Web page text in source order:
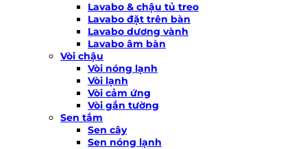
Lavabo & chậu tủ treo
Lavabo đặt trên bàn
Lavabo dương vành
Lavabo âm bàn
Vòi chậu
Vòi nóng lạnh
Vòi lạnh
Vòi cảm ứng
Vòi gắn tường
Sen tắm
Sen cây
Sen nóng lạnh